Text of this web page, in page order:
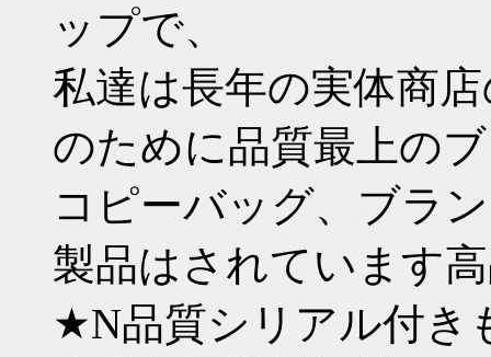
ップで、
私達は長年の実体商
のために品質最上の
コピーバッグ、ブラ
製品はされています
★N品質シリアル付